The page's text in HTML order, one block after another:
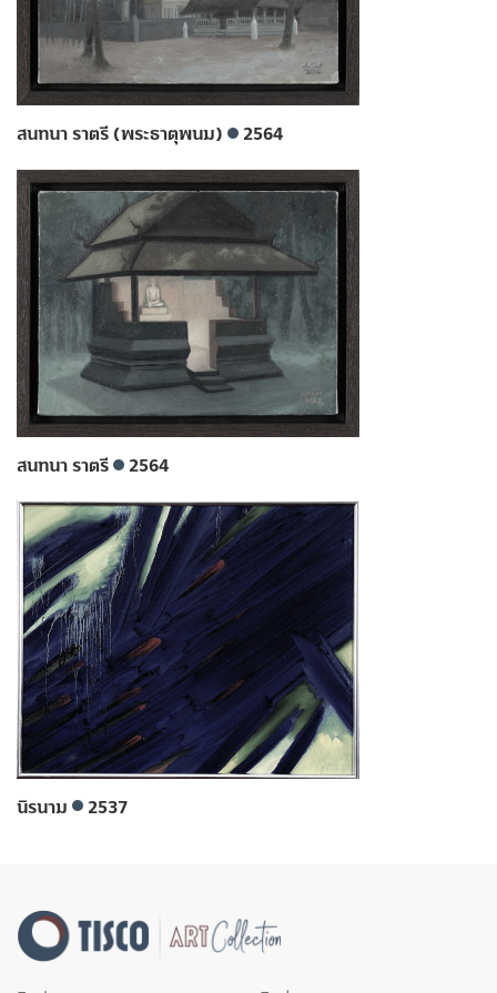
สนทนา ราตรี (พระธาตุพนม) 2564
สนทนา ราตรี 2564
นิรนาม 2537